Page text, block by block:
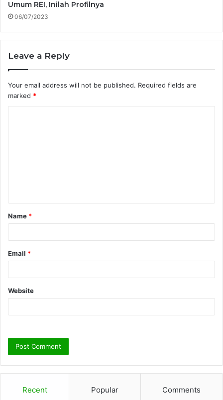
Umum REI, Inilah Profilnya
06/07/2023
Leave a Reply
Your email address will not be published. Required fields are
marked *
t
*
Name *
Email *
Website
Recent Popular Comments